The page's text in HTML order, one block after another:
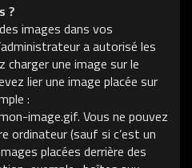
?
images dans vos
a autorisé les
une image sur le
lier une image placée sur
:
image.gif. Vous ne pouvez
ordinateur (sauf si c’est un
placées derrière des